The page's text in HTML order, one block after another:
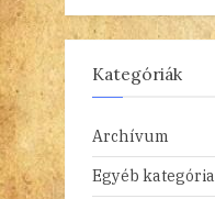
Kategóriák
Archívum
Egyéb kategória